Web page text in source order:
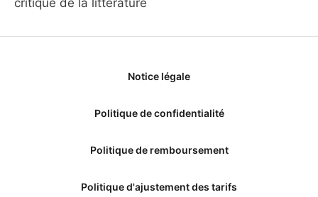
Notice légale
Politique de confidentialité
Politique de remboursement
Politique d'ajustement des tarifs